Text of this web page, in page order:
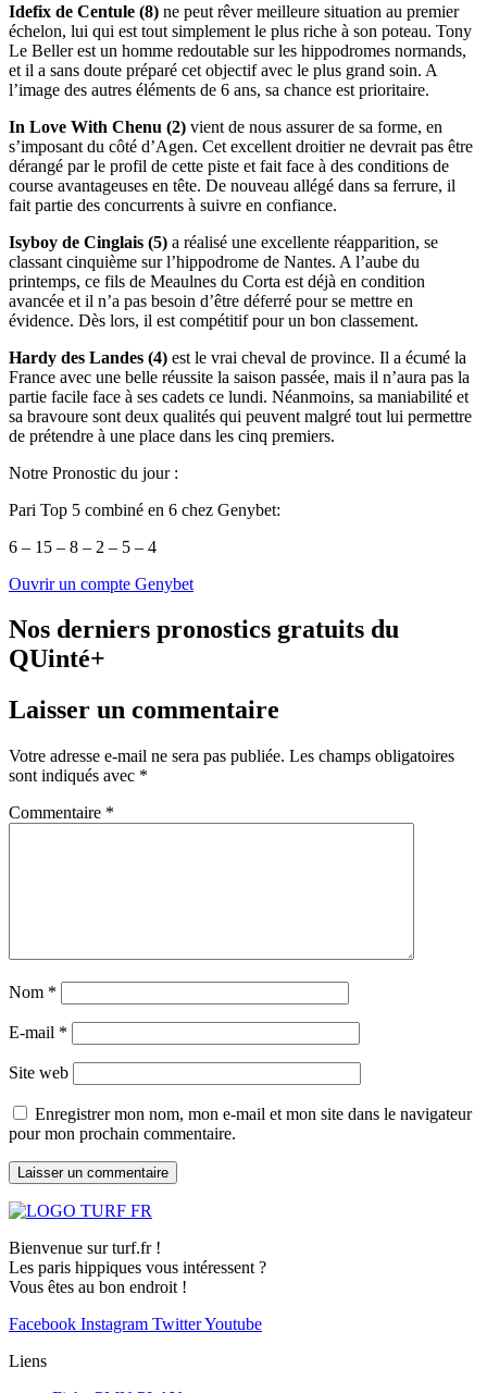
Idefix de Centule (8) ne peut rêver meilleure situation au premier
échelon, lui qui est tout simplement le plus riche à son poteau. Tony
Le Beller est un homme redoutable sur les hippodromes normands,
et il a sans doute préparé cet objectif avec le plus grand soin. A
l’image des autres éléments de 6 ans, sa chance est prioritaire.
In Love With Chenu (2) vient de nous assurer de sa forme, en
s’imposant du côté d’Agen. Cet excellent droitier ne devrait pas être
dérangé par le profil de cette piste et fait face à des conditions de
course avantageuses en tête. De nouveau allégé dans sa ferrure, il
fait partie des concurrents à suivre en confiance.
Isyboy de Cinglais (5) a réalisé une excellente réapparition, se
classant cinquième sur l’hippodrome de Nantes. A l’aube du
printemps, ce fils de Meaulnes du Corta est déjà en condition
avancée et il n’a pas besoin d’être déferré pour se mettre en
évidence. Dès lors, il est compétitif pour un bon classement.
Hardy des Landes (4) est le vrai cheval de province. Il a écumé la
France avec une belle réussite la saison passée, mais il n’aura pas la
partie facile face à ses cadets ce lundi. Néanmoins, sa maniabilité et
sa bravoure sont deux qualités qui peuvent malgré tout lui permettre
de prétendre à une place dans les cinq premiers.
Notre Pronostic du jour :
Pari Top 5 combiné en 6 chez Genybet:
6 – 15 – 8 – 2 – 5 – 4
Ouvrir un compte Genybet
Nos derniers pronostics gratuits du
QUinté+
Laisser un commentaire
Votre adresse e-mail ne sera pas publiée. Les champs obligatoires
sont indiqués avec *
Commentaire *
Nom *
E-mail *
Site web
Enregistrer mon nom, mon e-mail et mon site dans le navigateur
pour mon prochain commentaire.
Bienvenue sur turf.fr !
Les paris hippiques vous intéressent ?
Vous êtes au bon endroit !
Facebook Instagram TwitterYoutube
Liens